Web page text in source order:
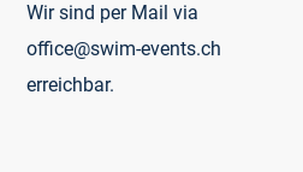
Wir sind per Mail via
office@swim-events.ch
erreichbar.